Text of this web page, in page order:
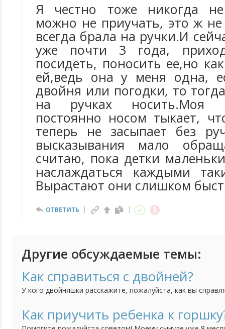
Я честно тоже никогда
можно не приучать, это ж
всегда брала на ручки.И
уже почти 3 года,
посидеть, поносить ее,но
ей,ведь она у меня одна,
двойня или погодки, то
на ручках носить.Моя
постоянно носом тыкает,
теперь не засыпает без
высказывания мало
считаю, пока детки
наслаждаться каждыми
Вырастают они слишком
ОТВЕТИТЬ
Другие обсуждаемые темы:
Как справиться с двойней?
У кого двойняшки расскажите, пожалуйста, как вы
Как приучить ребенка к